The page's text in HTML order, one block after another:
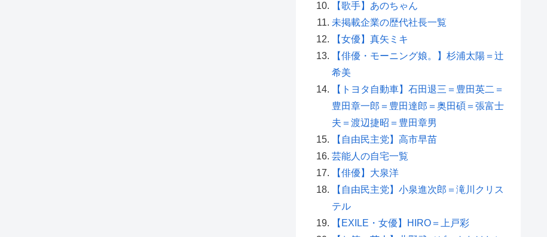
【歌手】あのちゃん
未掲載企業の歴代社長一覧
【女優】真矢ミキ
【俳優・モーニング娘。】杉浦太陽＝辻
希美
【トヨタ自動車】石田退三＝豊田英二＝
豊田章一郎＝豊田達郎＝奥田碩＝張富士
夫＝渡辺捷昭＝豊田章男
【自由民主党】高市早苗
芸能人の自宅一覧
【俳優】大泉洋
【自由民主党】小泉進次郎＝滝川クリス
テル
【EXILE・女優】HIRO＝上戸彩